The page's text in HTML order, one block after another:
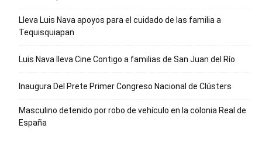
Lleva Luis Nava apoyos para el cuidado de las familia a
Tequisquiapan
Luis Nava lleva Cine Contigo a familias de San Juan del Río
Inaugura Del Prete Primer Congreso Nacional de Clústers
Masculino detenido por robo de vehículo en la colonia Real de
España